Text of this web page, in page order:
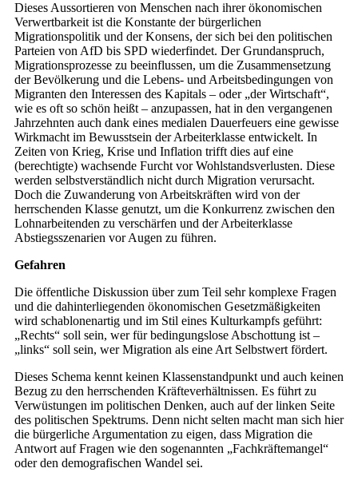
Dieses Aussortieren von Menschen nach ihrer ökonomischen
Verwertbarkeit ist die Konstante der bürgerlichen
Migrationspolitik und der Konsens, der sich bei den politischen
Parteien von AfD bis SPD wiederfindet. Der Grundanspruch,
Migrationsprozesse zu beeinflussen, um die Zusammensetzung
der Bevölkerung und die Lebens- und Arbeitsbedingungen von
Migranten den Inte­ressen des Kapitals – oder „der Wirtschaft“,
wie es oft so schön heißt – anzupassen, hat in den vergangenen
Jahrzehnten auch dank eines medialen Dauerfeuers eine gewisse
Wirkmacht im Bewusstsein der Arbeiterklasse entwickelt. In
Zeiten von Krieg, Krise und Inflation trifft dies auf eine
(berechtigte) wachsende Furcht vor Wohlstandsverlusten. Diese
werden selbstverständlich nicht durch Migration verursacht.
Doch die Zuwanderung von Arbeitskräften wird von der
herrschenden Klasse genutzt, um die Konkurrenz zwischen den
Lohnarbeitenden zu verschärfen und der Arbeiterklasse
Abstiegsszenarien vor Augen zu führen.
Gefahren
Die öffentliche Diskussion über zum Teil sehr komplexe Fragen
und die dahinterliegenden ökonomischen Gesetzmäßigkeiten
wird schablonenartig und im Stil eines Kulturkampfs geführt:
„Rechts“ soll sein, wer für bedingungslose Abschottung ist –
„links“ soll sein, wer Migration als eine Art Selbstwert fördert.
Dieses Schema kennt keinen Klassenstandpunkt und auch keinen
Bezug zu den herrschenden Kräfteverhältnissen. Es führt zu
Verwüstungen im politischen Denken, auch auf der linken Seite
des politischen Spektrums. Denn nicht selten macht man sich hier
die bürgerliche Argumentation zu eigen, dass Migration die
Antwort auf Fragen wie den sogenannten „Fachkräftemangel“
oder den demografischen Wandel sei.